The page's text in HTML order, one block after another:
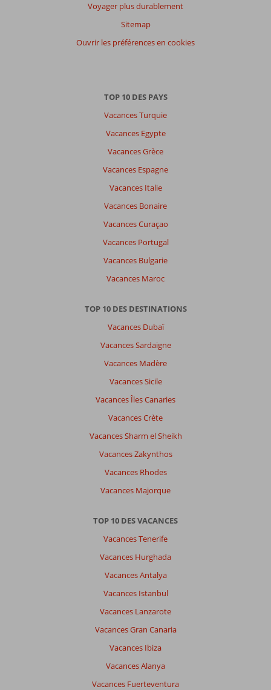
Voyager plus durablement
Sitemap
Ouvrir les préférences en cookies
TOP 10 DES PAYS
Vacances Turquie
Vacances Egypte
Vacances Grèce
Vacances Espagne
Vacances Italie
Vacances Bonaire
Vacances Curaçao
Vacances Portugal
Vacances Bulgarie
Vacances Maroc
TOP 10 DES DESTINATIONS
Vacances Dubaï
Vacances Sardaigne
Vacances Madère
Vacances Sicile
Vacances Îles Canaries
Vacances Crète
Vacances Sharm el Sheikh
Vacances Zakynthos
Vacances Rhodes
Vacances Majorque
TOP 10 DES VACANCES
Vacances Tenerife
Vacances Hurghada
Vacances Antalya
Vacances Istanbul
Vacances Lanzarote
Vacances Gran Canaria
Vacances Ibiza
Vacances Alanya
Vacances Fuerteventura